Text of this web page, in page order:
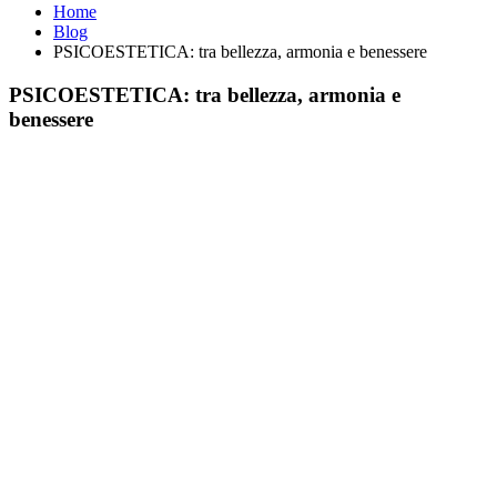
Home
Blog
PSICOESTETICA: tra bellezza, armonia e benessere
PSICOESTETICA: tra bellezza, armonia e
benessere